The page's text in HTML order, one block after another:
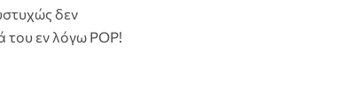
δεν
του εν λόγω POP!